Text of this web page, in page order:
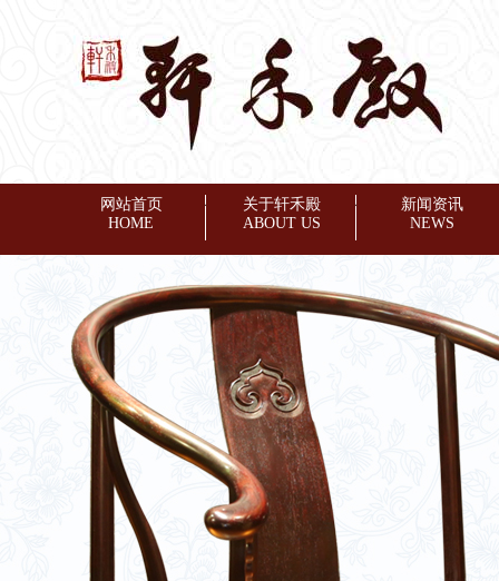
网站首页
HOME
◆
关于轩禾殿
ABOUT US
◆
新闻资讯
NEWS